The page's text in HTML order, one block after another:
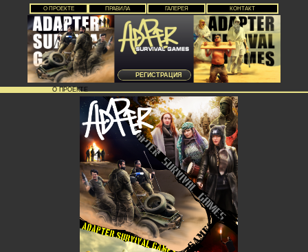
О ПРОЕКТЕ ПРАВИЛА ГАЛЕРЕЯ КОНТАКТ
РЕГИСТРАЦИЯ
О ПРОЕКТЕ